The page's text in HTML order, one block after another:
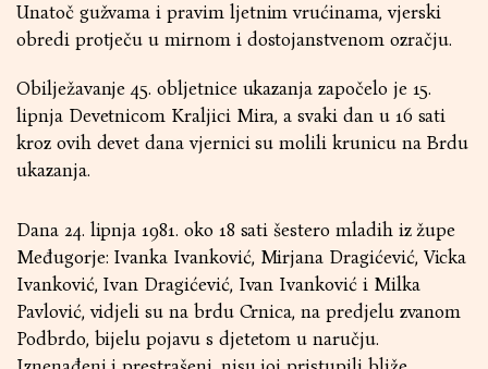
Unatoč gužvama i pravim ljetnim vrućinama, vjerski
obredi protječu u mirnom i dostojanstvenom ozračju.
Obilježavanje 45. obljetnice ukazanja započelo je 15.
lipnja Devetnicom Kraljici Mira, a svaki dan u 16 sati
kroz ovih devet dana vjernici su molili krunicu na Brdu
ukazanja.
Dana 24. lipnja 1981. oko 18 sati šestero mladih iz župe
Međugorje: Ivanka Ivanković, Mirjana Dragićević, Vicka
Ivanković, Ivan Dragićević, Ivan Ivanković i Milka
Pavlović, vidjeli su na brdu Crnica, na predjelu zvanom
Podbrdo, bijelu pojavu s djetetom u naručju.